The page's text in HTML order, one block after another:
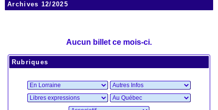
Archives 12/2025
Aucun billet ce mois-ci.
Rubriques